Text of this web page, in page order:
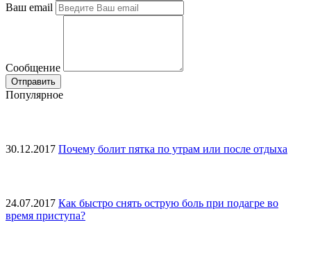
Ваш email
Сообщение
Популярное
30.12.2017 Почему болит пятка по утрам или после отдыха
24.07.2017 Как быстро снять острую боль при подагре во
время приступа?